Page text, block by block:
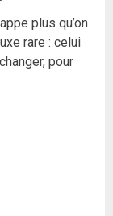
plus qu’on
rare : celui
pour